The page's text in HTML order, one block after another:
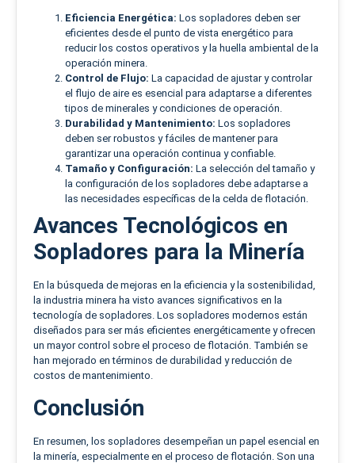
Eficiencia Energética: Los sopladores deben ser
eficientes desde el punto de vista energético para
reducir los costos operativos y la huella ambiental de la
operación minera.
Control de Flujo: La capacidad de ajustar y controlar
el flujo de aire es esencial para adaptarse a diferentes
tipos de minerales y condiciones de operación.
Durabilidad y Mantenimiento: Los sopladores
deben ser robustos y fáciles de mantener para
garantizar una operación continua y confiable.
Tamaño y Configuración: La selección del tamaño y
la configuración de los sopladores debe adaptarse a
las necesidades específicas de la celda de flotación.
Avances Tecnológicos en
Sopladores para la Minería
En la búsqueda de mejoras en la eficiencia y la sostenibilidad,
la industria minera ha visto avances significativos en la
tecnología de sopladores. Los sopladores modernos están
diseñados para ser más eficientes energéticamente y ofrecen
un mayor control sobre el proceso de flotación. También se
han mejorado en términos de durabilidad y reducción de
costos de mantenimiento.
Conclusión
En resumen, los sopladores desempeñan un papel esencial en
la minería, especialmente en el proceso de flotación. Son una